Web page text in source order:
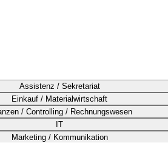
Assistenz / Sekretariat
Einkauf / Materialwirtschaft
/ Controlling / Rechnungswesen
IT
Marketing / Kommunikation